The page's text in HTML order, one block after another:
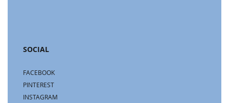
SOCIAL
FACEBOOK
PINTEREST
INSTAGRAM